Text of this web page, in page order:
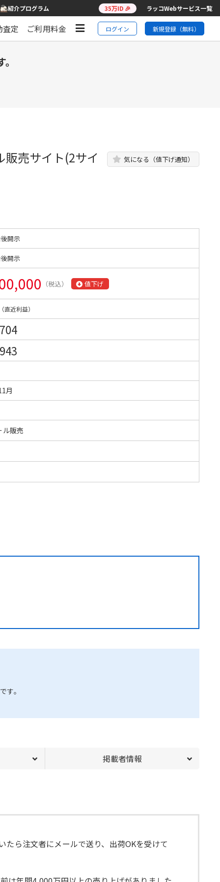
紹介プログラム 35万ID 🎉 ラッコWebサービス一覧
査定 ご利用料金 ログイン 新規登録（無料）
売サイト(2サイ 気になる（値下げ通知）
開示
開示
（税込） 値下げ
直近利益）
月
ル販売
す。
掲載者情報
ら注文者にメールで送り、出荷OKを受けて